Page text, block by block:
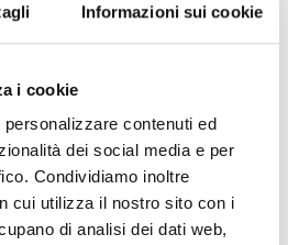
Informazioni sui cookie
i cookie
contenuti ed
dei social media e per
Condividiamo inoltre
cui utilizza il nostro sito con i
di analisi dei dati web,